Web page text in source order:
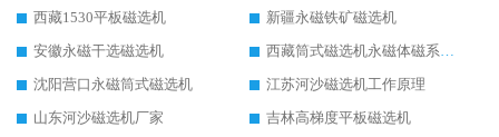
西藏1530平板磁选机
新疆永磁铁矿磁选机
安徽永磁干选磁选机
西藏筒式磁选机永磁体磁系设计
沈阳营口永磁筒式磁选机
江苏河沙磁选机工作原理
山东河沙磁选机厂家
吉林高梯度平板磁选机